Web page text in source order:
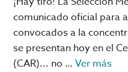
comunicado oficial para
convocados a la
se presentan hoy en el
(CAR)... no …Ver más